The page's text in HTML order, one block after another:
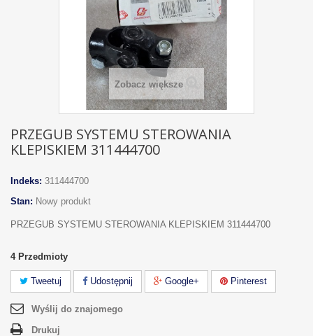
Zobacz większe
PRZEGUB SYSTEMU STEROWANIA
KLEPISKIEM 311444700
Indeks: 311444700
Stan: Nowy produkt
PRZEGUB SYSTEMU STEROWANIA KLEPISKIEM 311444700
4 Przedmioty
Tweetuj Udostępnij Google+ Pinterest
Wyślij do znajomego
Drukuj